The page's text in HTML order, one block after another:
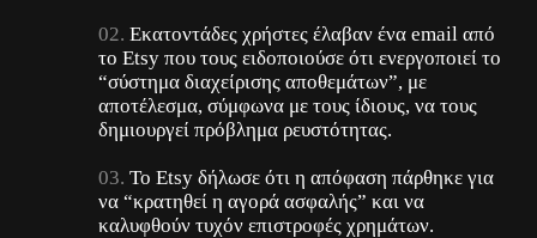
Εκατοντάδες χρήστες έλαβαν ένα email από
το Etsy που τους ειδοποιούσε ότι ενεργοποιεί το
“σύστημα διαχείρισης αποθεμάτων”, με
αποτέλεσμα, σύμφωνα με τους ίδιους, να τους
δημιουργεί πρόβλημα ρευστότητας.
Το Etsy δήλωσε ότι η απόφαση πάρθηκε για
να “κρατηθεί η αγορά ασφαλής” και να
καλυφθούν τυχόν επιστροφές χρημάτων.